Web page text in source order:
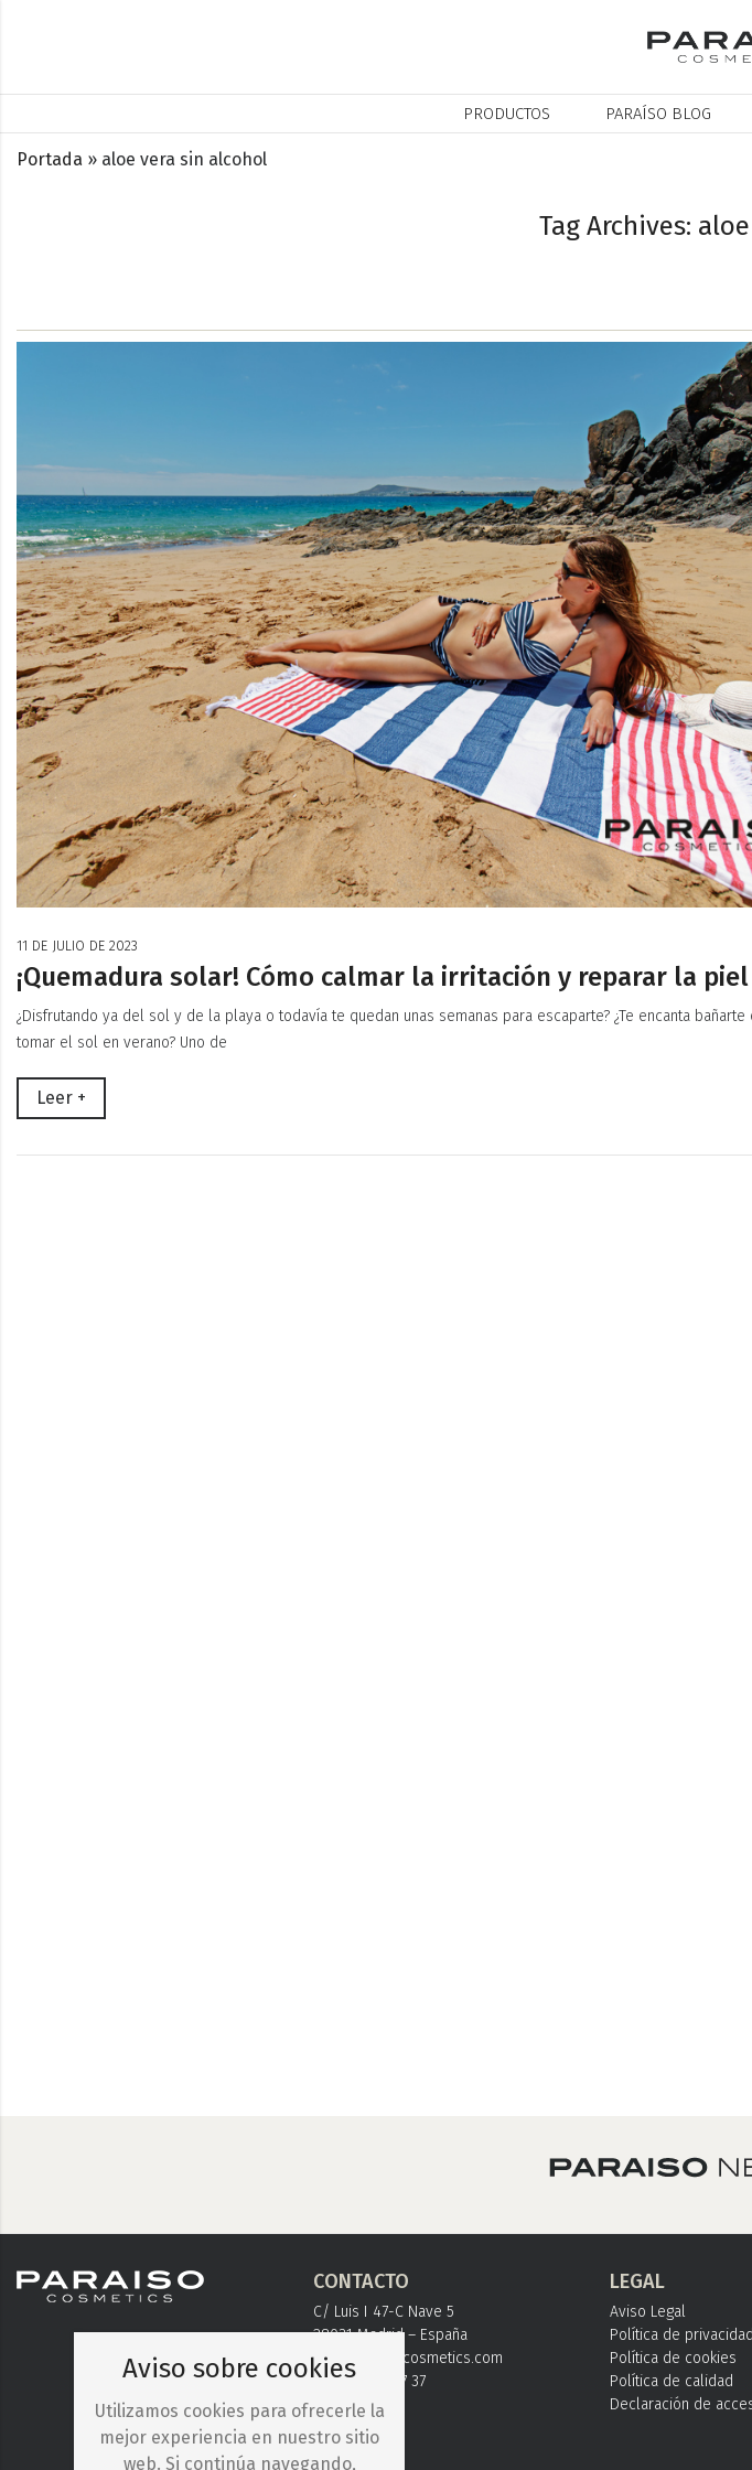
PRODUCTOS PARAÍSO BLOG
Tag Archives:
Portada » aloe vera sin alcohol
11 DE JULIO DE 2023
¡Quemadura solar! Cómo calmar la irritación y reparar la piel
¿Disfrutando ya del sol y de la playa o todavía te quedan unas semanas para escaparte? ¿Te encanta
tomar el sol en verano? Uno de
Leer +
CONTACTO
C/ Luis I 47-C Nave 5
28031 Madrid – España
info@paraisocosmetics.com
+ 34 91 778 37 37
LEGAL
Aviso Legal
Política de privacidad
Política de cookies
Política de calidad
Declaración de
Aviso sobre cookies
Utilizamos cookies para ofrecerle la
mejor experiencia en nuestro sitio
web. Si continúa navegando,